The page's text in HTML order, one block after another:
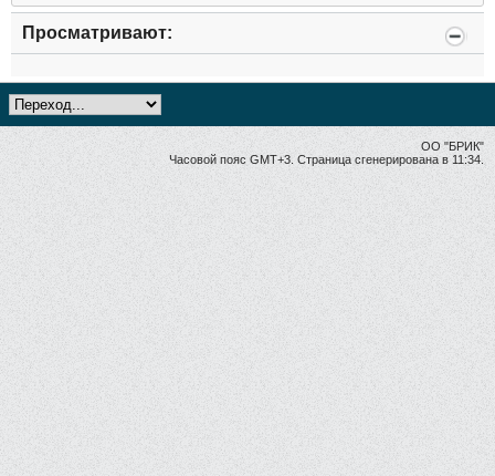
Просматривают:
ОО "БРИК"
Часовой пояс GMT+3. Страница сгенерирована в 11:34.